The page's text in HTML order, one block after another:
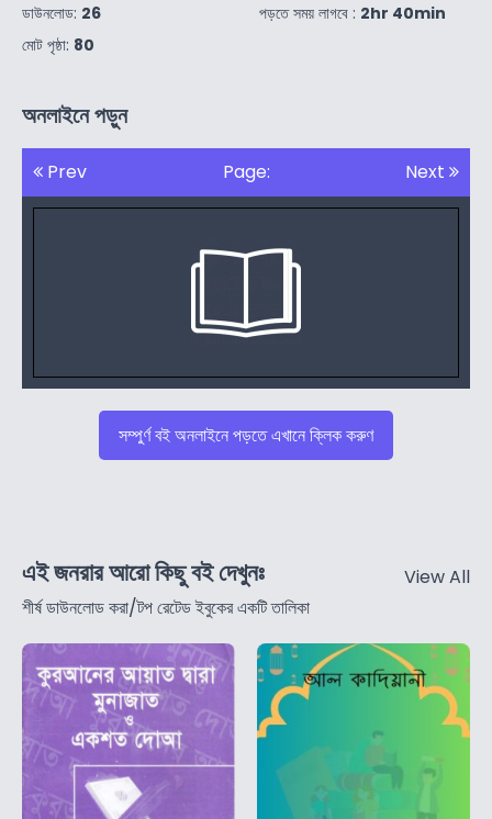
ডাউনলোড: 26
মোট পৃষ্ঠা: 80
পড়তে সময় লাগবে : 2hr 40min
অনলাইনে পড়ুন
Prev Page: Next
সম্পুর্ণ বই অনলাইনে পড়তে এখানে ক্লিক করুণ
এই জনরার আরো কিছু বই দেখুনঃ
শীর্ষ ডাউনলোড করা/টপ রেটেড ইবুকের একটি তালিকা
View All